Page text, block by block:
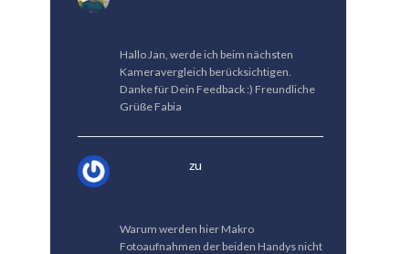
Hallo Jan, werde ich beim nächsten
Kameravergleich berücksichtigen.
Danke für Dein Feedback :) Freundliche
Grüße Fabia
zu
Warum werden hier Makro
Fotoaufnahmen der beiden Handys nicht